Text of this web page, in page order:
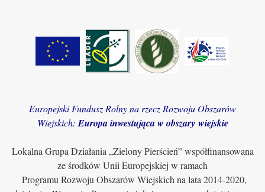
Europejski Fundusz Rolny na rzecz Rozwoju Obszarów
Wiejskich: Europa inwestująca w obszary wiejskie
Lokalna Grupa Działania „Zielony Pierścień” współfinansowana
ze środków Unii Europejskiej w ramach
Programu Rozwoju Obszarów Wiejskich na lata 2014-2020,